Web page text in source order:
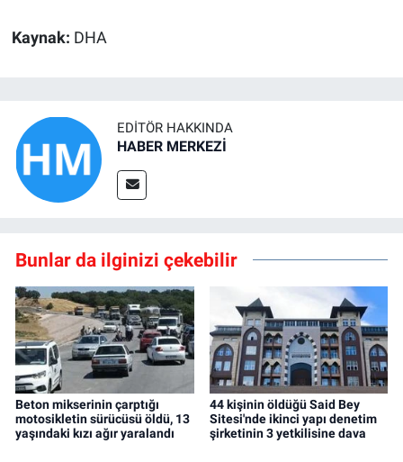
Kaynak: DHA
EDITÖR HAKKINDA
HABER MERKEZİ
Bunlar da ilginizi çekebilir
Beton mikserinin çarptığı
motosikletin sürücüsü öldü, 13
yaşındaki kızı ağır yaralandı
44 kişinin öldüğü Said Bey
Sitesi'nde ikinci yapı denetim
şirketinin 3 yetkilisine dava